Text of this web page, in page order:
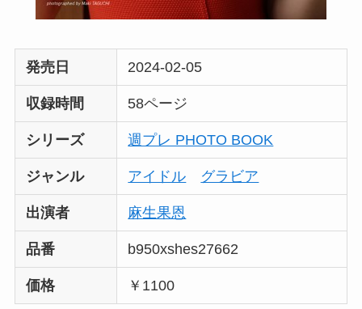
発売日 2024-02-05
収録時間 58ページ
シリーズ 週プレ PHOTO BOOK
ジャンル アイドル グラビア
出演者 麻生果恩
品番 b950xshes27662
価格 ￥1100